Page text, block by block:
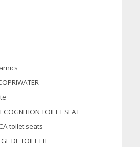
TOILET SEAT
toilet seats
DE TOILETTE